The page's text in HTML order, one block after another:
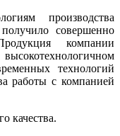
производства
совершенно
компании
технологий
работы с компанией
качества.